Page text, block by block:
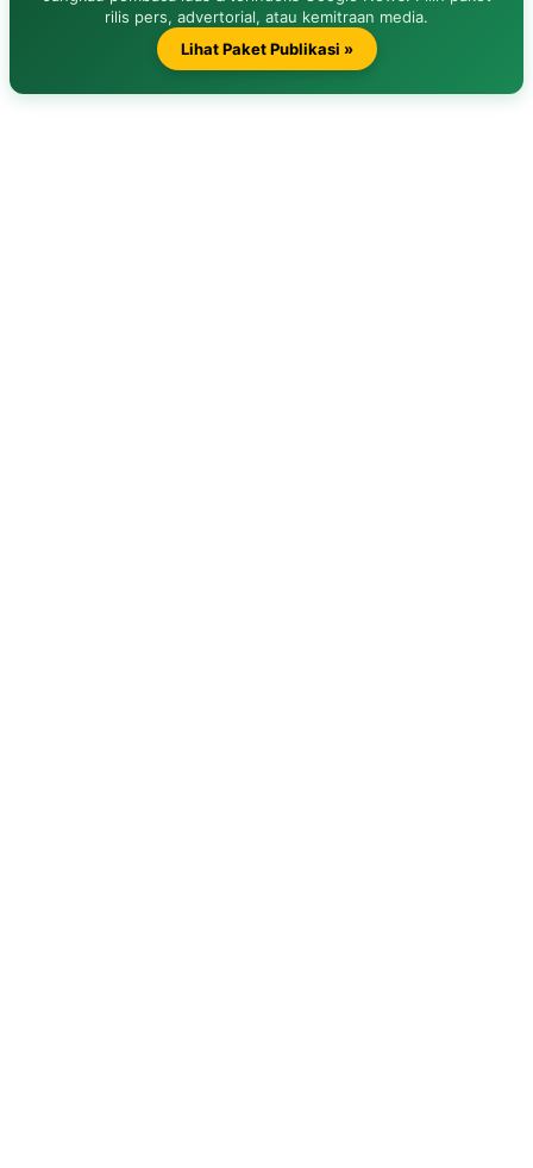
rilis pers, advertorial, atau kemitraan media.
Lihat Paket Publikasi »